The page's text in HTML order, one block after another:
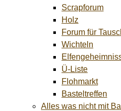
Scrapforum
Holz
Forum für
Wichteln
Ü-Liste
Flohmarkt
Basteltreffen
Alles was nicht mit